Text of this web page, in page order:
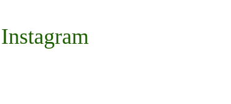
Instagram